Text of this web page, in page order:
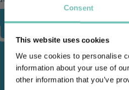
Consent
This website uses cookies
We use cookies to personalise
information about your use of
other information that you’ve